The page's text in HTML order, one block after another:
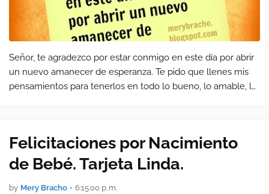
Señor, te agradezco por estar conmigo en este día por abrir
un nuevo amanecer de esperanza. Te pido que llenes mis
pensamientos para tenerlos en todo lo bueno, lo amable, lo
Felicitaciones por Nacimiento
de Bebé. Tarjeta Linda.
by Mery Bracho • 6:15:00 p. m.